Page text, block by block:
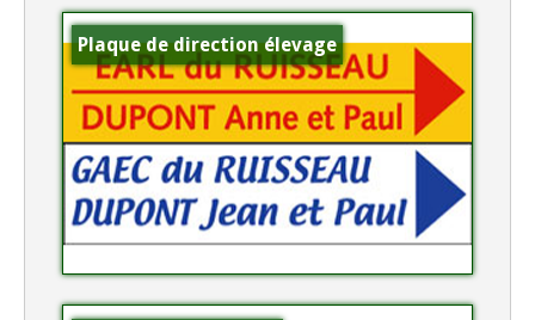
Plaque de direction élevage